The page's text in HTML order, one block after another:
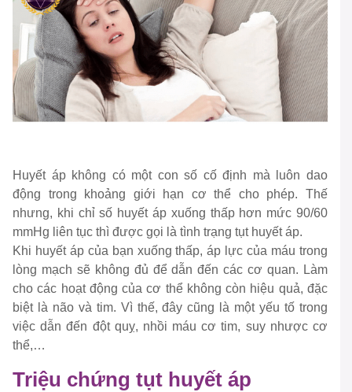
Huyết áp không có một con số cố định mà luôn dao
động trong khoảng giới hạn cơ thể cho phép. Thế
nhưng, khi chỉ số huyết áp xuống thấp hơn mức 90/60
mmHg liên tục thì được gọi là tình trạng tụt huyết áp.
Khi huyết áp của bạn xuống thấp, áp lực của máu trong
lòng mạch sẽ không đủ để dẫn đến các cơ quan. Làm
cho các hoạt động của cơ thể không còn hiệu quả, đặc
biệt là não và tim. Vì thế, đây cũng là một yếu tố trong
việc dẫn đến đột quỵ, nhồi máu cơ tim, suy nhược cơ
thể,…
Triệu chứng tụt huyết áp